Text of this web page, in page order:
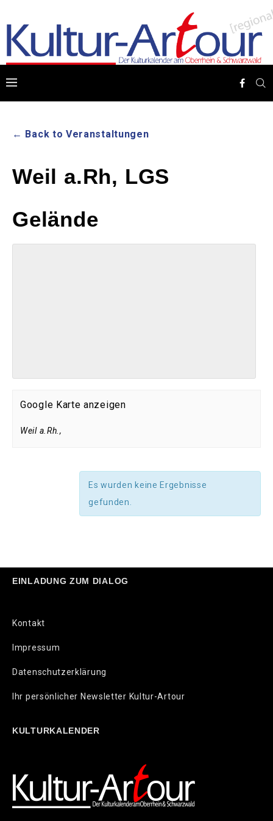
← Back to Veranstaltungen
Weil a.Rh, LGS
Gelände
Google Karte anzeigen
Weil a.Rh.,
Es wurden keine Ergebnisse
gefunden.
EINLADUNG ZUM DIALOG
Kontakt
Impressum
Datenschutzerklärung
Ihr persönlicher Newsletter Kultur-Artour
KULTURKALENDER